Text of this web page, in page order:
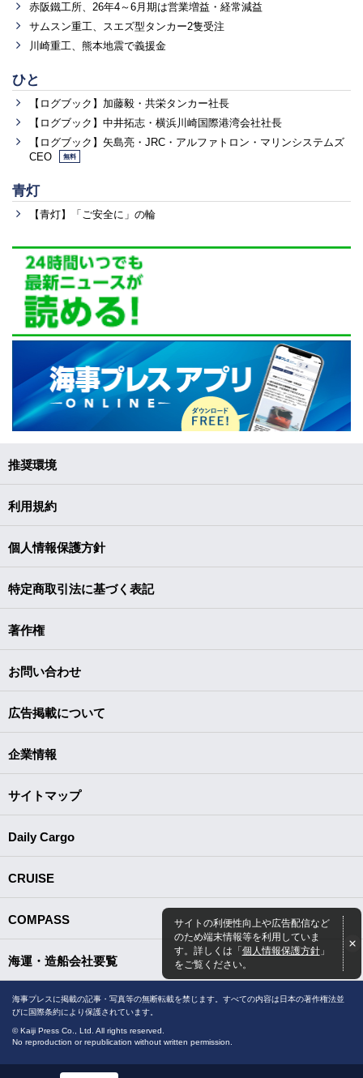
赤阪鐵工所、26年4～6月期は営業増益・経常減益
サムスン重工、スエズ型タンカー2隻受注
川崎重工、熊本地震で義援金
ひと
【ログブック】加藤毅・共栄タンカー社長
【ログブック】中井拓志・横浜川崎国際港湾会社社長
【ログブック】矢島亮・JRC・アルファトロン・マリンシステムズ
CEO
無料
青灯
【青灯】「ご安全に」の輪
サイトの利便性向上や広告配信など
のため端末情報等を利用していま
す。詳しくは「個人情報保護方針」
をご覧ください。
推奨環境
利用規約
個人情報保護方針
特定商取引法に基づく表記
著作権
お問い合わせ
広告掲載について
企業情報
サイトマップ
Daily Cargo
CRUISE
COMPASS
海運・造船会社要覧
海事プレスに掲載の記事・写真等の無断転載を禁じます。すべての内容は日本の著作権法並
びに国際条約により保護されています。
© Kaiji Press Co., Ltd. All rights reserved.
No reproduction or republication without written permission.